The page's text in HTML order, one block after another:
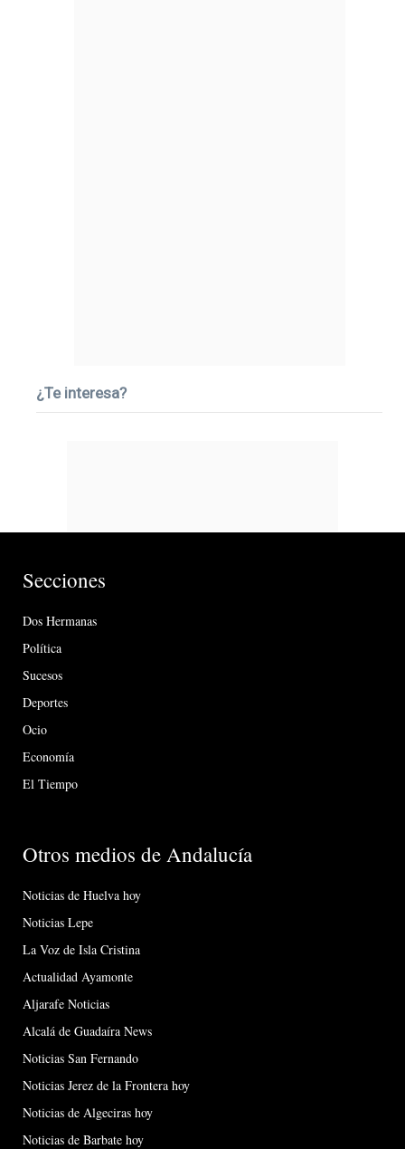
¿Te interesa?
Secciones
Dos Hermanas
Política
Sucesos
Deportes
Ocio
Economía
El Tiempo
Otros medios de Andalucía
Noticias de Huelva hoy
Noticias Lepe
La Voz de Isla Cristina
Actualidad Ayamonte
Aljarafe Noticias
Alcalá de Guadaíra News
Noticias San Fernando
Noticias Jerez de la Frontera hoy
Noticias de Algeciras hoy
Noticias de Barbate hoy